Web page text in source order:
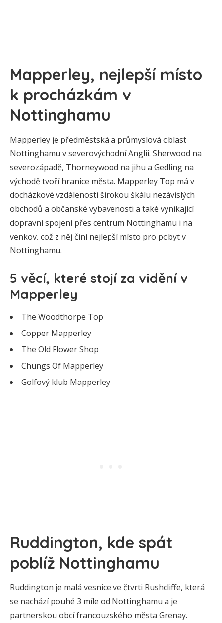
Mapperley, nejlepší místo
k procházkám v
Nottinghamu
Mapperley je předměstská a průmyslová oblast
Nottinghamu v severovýchodní Anglii. Sherwood na
severozápadě, Thorneywood na jihu a Gedling na
východě tvoří hranice města. Mapperley Top má v
docházkové vzdálenosti širokou škálu nezávislých
obchodů a občanské vybavenosti a také vynikající
dopravní spojení přes centrum Nottinghamu i na
venkov, což z něj činí nejlepší místo pro pobyt v
Nottinghamu.
5 věcí, které stojí za vidění v
Mapperley
The Woodthorpe Top
Copper Mapperley
The Old Flower Shop
Chungs Of Mapperley
Golfový klub Mapperley
Ruddington, kde spát
poblíž Nottinghamu
Ruddington je malá vesnice ve čtvrti Rushcliffe, která
se nachází pouhé 3 míle od Nottinghamu a je
partnerskou obcí francouzského města Grenay.